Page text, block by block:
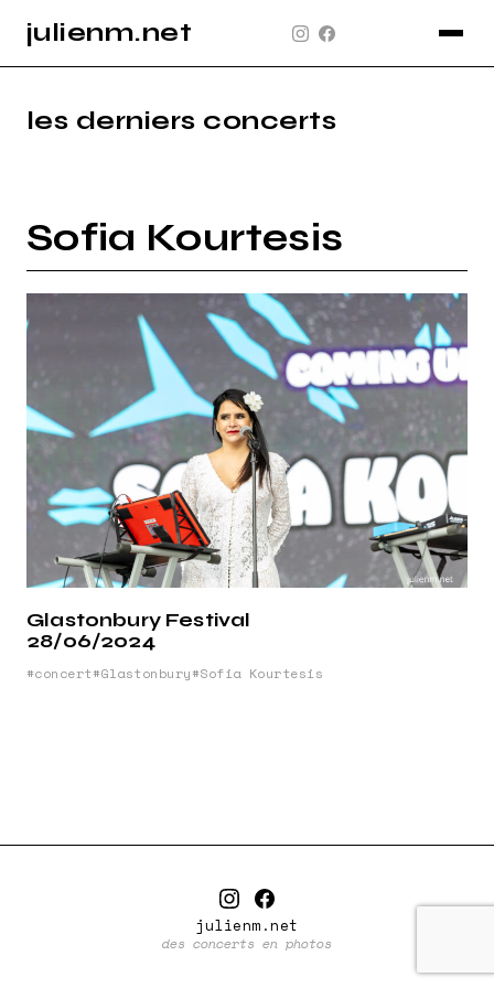
julienm.net
CONCERT
GLASTONBURY
INFO
PLAN DU SITE
les derniers concerts
Sofia Kourtesis
Glastonbury Festival
28/06/2024
concert Glastonbury Sofia Kourtesis
julienm.net
des concerts en photos